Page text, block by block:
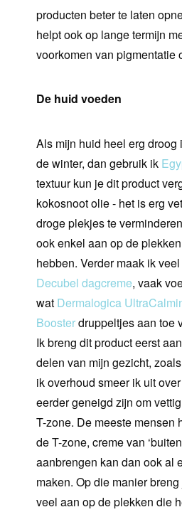
producten beter te laten
helpt ook op lange termijn
voorkomen van pigmentatie
De huid voeden
Als mijn huid heel erg droog
de winter, dan gebruik ik
textuur kun je dit product
kokosnoot olie - het is erg
droge plekjes te
ook enkel aan op de
hebben. Verder maak ik
Decubel dagcreme, vaak
wat Dermalogica
Boosterdruppeltjes aan toe
Ik breng dit product eerst
delen van mijn gezicht,
ik overhoud smeer ik uit
eerder geneigd zijn om
T-zone. De meeste mensen
de T-zone, creme van
aanbrengen kan dan ook al
maken. Op die manier
veel aan op de plekken die